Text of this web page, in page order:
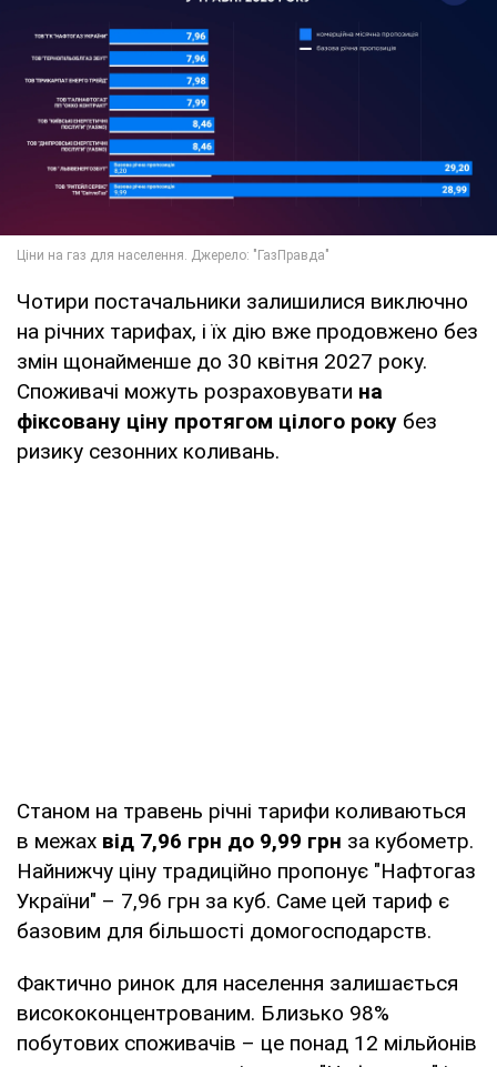
Чотири постачальники залишилися виключно
на річних тарифах, і їх дію вже продовжено без
змін щонайменше до 30 квітня 2027 року.
Споживачі можуть розраховувати на
фіксовану ціну протягом цілого року без
ризику сезонних коливань.
Станом на травень річні тарифи коливаються
в межах від 7,96 грн до 9,99 грн за кубометр.
Найнижчу ціну традиційно пропонує "Нафтогаз
України" – 7,96 грн за куб. Саме цей тариф є
базовим для більшості домогосподарств.
Фактично ринок для населення залишається
висококонцентрованим. Близько 98%
побутових споживачів – це понад 12 мільйонів